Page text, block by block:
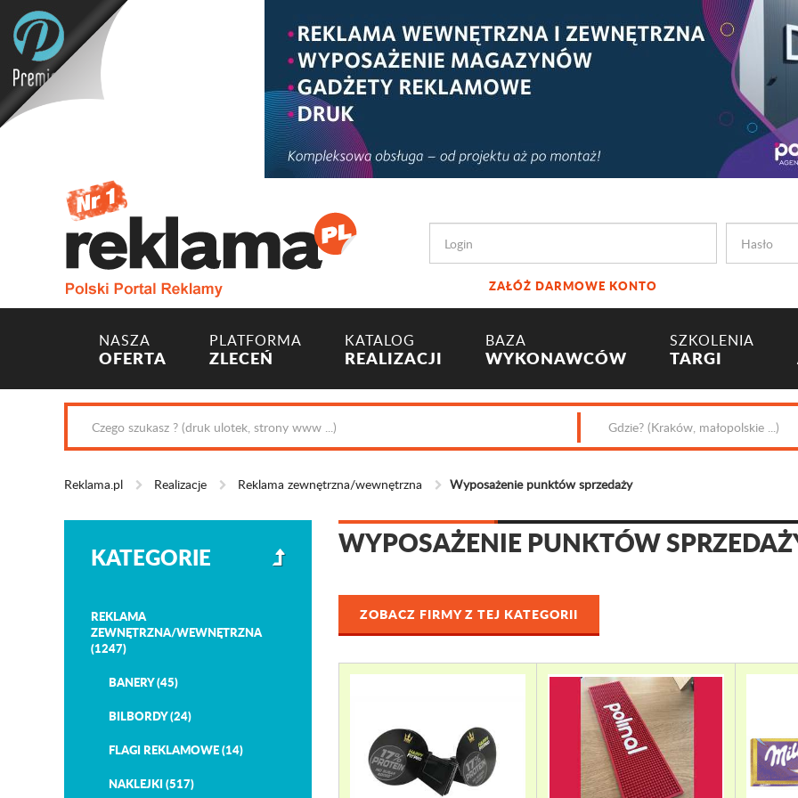
ZAŁÓŻ DARMOWE KONTO
NASZA
OFERTA
PLATFORMA
ZLECEŃ
KATALOG
REALIZACJI
BAZA
WYKONAWCÓW
SZKOLENIA
TARGI
Reklama.pl Realizacje Reklama zewnętrzna/wewnętrzna Wyposażenie punktów sprzedaży
KATEGORIE
REKLAMA
ZEWNĘTRZNA/WEWNĘTRZNA
(1247)
BANERY (45)
BILBORDY (24)
FLAGI REKLAMOWE (14)
NAKLEJKI (517)
WYPOSAŻENIE PUNKTÓW
ZOBACZ FIRMY Z TEJ KATEGORII